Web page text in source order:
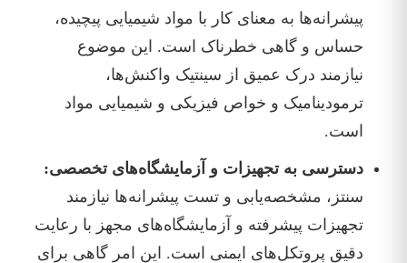
پیشرانه‌ها به معنای کار با مواد شیمیایی پیچیده،
حساس و گاهی خطرناک است. این موضوع
نیازمند درک عمیق از سینتیک واکنش‌ها،
ترمودینامیک و خواص فیزیکی و شیمیایی مواد
است.
دسترسی به تجهیزات و آزمایشگاه‌های تخصصی:
سنتز، مشخصه‌یابی و تست پیشرانه‌ها نیازمند
تجهیزات پیشرفته و آزمایشگاه‌های مجهز با رعایت
دقیق پروتکل‌های ایمنی است. این امر گاهی برای